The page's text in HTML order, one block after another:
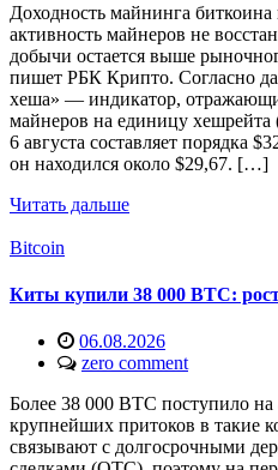
Доходность майнинга
активность майнеров не
добычи остается выше
пишет РБК Крипто. Согласно
хеша» — индикатор,
майнеров на единицу
6 августа составляет порядка
он находился около $29,67. […]
Читать дальше
Bitcoin
Киты купили 38 000 BTC:
06.08.2026
zero comment
Более 38 000 BTC поступило
крупнейших притоков в такие
связывают с долгосрочными